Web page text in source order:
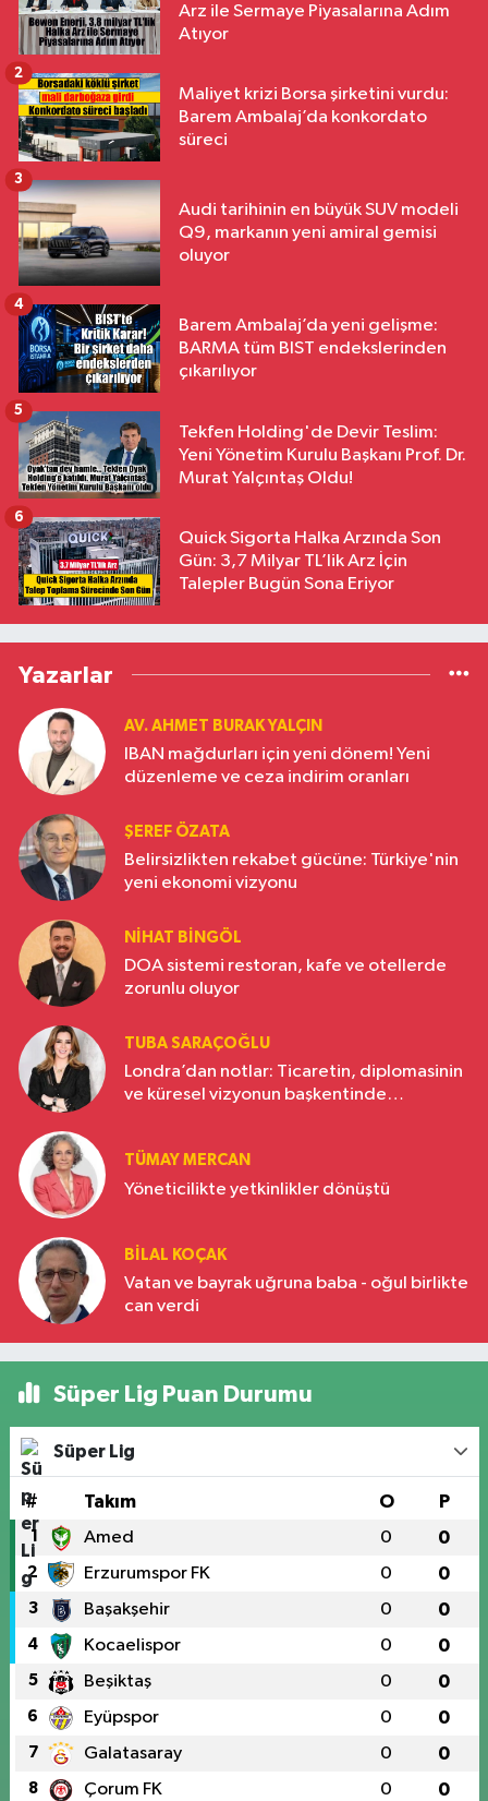
Arz ile Sermaye Piyasalarına Adım
Atıyor
Maliyet krizi Borsa şirketini vurdu:
Barem Ambalaj’da konkordato
süreci
2
Audi tarihinin en büyük SUV modeli
Q9, markanın yeni amiral gemisi
oluyor
3
Barem Ambalaj’da yeni gelişme:
BARMA tüm BIST endekslerinden
çıkarılıyor
4
Tekfen Holding'de Devir Teslim:
Yeni Yönetim Kurulu Başkanı Prof. Dr.
Murat Yalçıntaş Oldu!
5
Quick Sigorta Halka Arzında Son
Gün: 3,7 Milyar TL’lik Arz İçin
Talepler Bugün Sona Eriyor
6
Yazarlar
AV. AHMET BURAK YALÇIN
IBAN mağdurları için yeni dönem! Yeni
düzenleme ve ceza indirim oranları
ŞEREF ÖZATA
Belirsizlikten rekabet gücüne: Türkiye'nin
yeni ekonomi vizyonu
NIHAT BINGÖL
DOA sistemi restoran, kafe ve otellerde
zorunlu oluyor
TUBA SARAÇOĞLU
Londra’dan notlar: Ticaretin, diplomasinin
ve küresel vizyonun başkentinde
TÜMAY MERCAN
Yöneticilikte yetkinlikler dönüştü
BILAL KOÇAK
Vatan ve bayrak uğruna baba - oğul birlikte
can verdi
Süper Lig Puan Durumu
Süper Lig
# Takım O P
1 Amed 0 0
2 Erzurumspor FK 0 0
3 Başakşehir 0 0
4 Kocaelispor 0 0
5 Beşiktaş 0 0
6 Eyüpspor 0 0
7 Galatasaray 0 0
8 Çorum FK 0 0